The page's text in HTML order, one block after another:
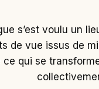
s’est voulu un
de vue issus de
qui se